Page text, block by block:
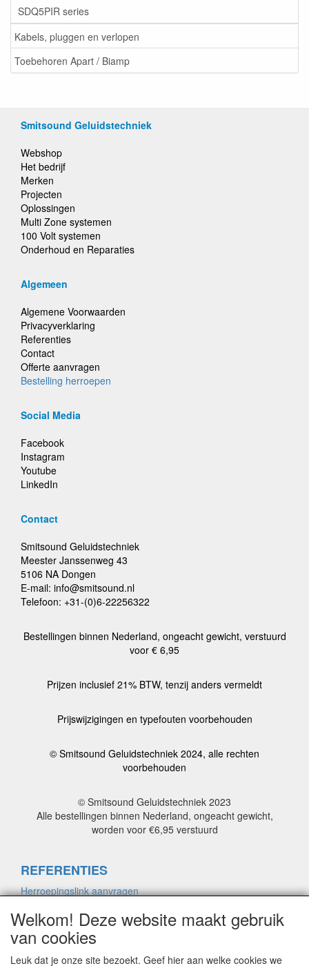
SDQ5PIR series
Kabels, pluggen en verlopen
Toebehoren Apart / Biamp
Smitsound Geluidstechniek
Webshop
Het bedrijf
Merken
Projecten
Oplossingen
Multi Zone systemen
100 Volt systemen
Onderhoud en Reparaties
Algemeen
Algemene Voorwaarden
Privacyverklaring
Referenties
Contact
Offerte aanvragen
Bestelling herroepen
Social Media
Facebook
Instagram
Youtube
LinkedIn
Contact
Smitsound Geluidstechniek
Meester Janssenweg 43
5106 NA Dongen
E-mail: info@smitsound.nl
Telefoon: +31-(0)6-22256322
Bestellingen binnen Nederland, ongeacht gewicht, verstuurd
voor € 6,95
Prijzen inclusief 21% BTW, tenzij anders vermeldt
Prijswijzigingen en typefouten voorbehouden
© Smitsound Geluidstechniek 2024, alle rechten
voorbehouden
© Smitsound Geluidstechniek 2023
Alle bestellingen binnen Nederland, ongeacht gewicht,
worden voor €6,95 verstuurd
REFERENTIES
Herroepingslink aanvragen
ALGEMENE VOORWAARDEN
Herroepingslink aanvragen
Welkom! Deze website maakt gebruik
van cookies
Leuk dat je onze site bezoekt. Geef hier aan welke cookies we